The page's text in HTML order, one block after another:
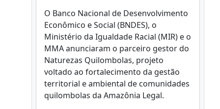
O Banco Nacional de Desenvolvimento
Econômico e Social (BNDES), o
Ministério da Igualdade Racial (MIR) e o
MMA anunciaram o parceiro gestor do
Naturezas Quilombolas, projeto
voltado ao fortalecimento da gestão
territorial e ambiental de comunidades
quilombolas da Amazônia Legal.